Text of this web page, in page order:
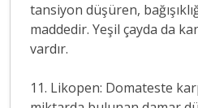
tansiyon düşüren,
maddedir. Yeşil çayda da
vardır.
11. Likopen: Domateste